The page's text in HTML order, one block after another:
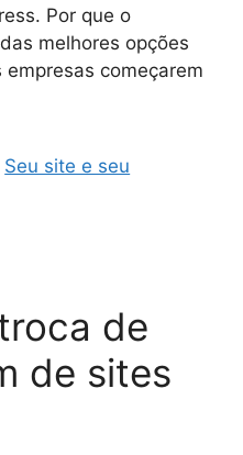
Por que o
melhores opções
começarem
Seu site e seu
de
de sites